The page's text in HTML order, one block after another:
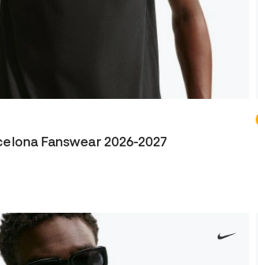
Fanswear 2026-2027